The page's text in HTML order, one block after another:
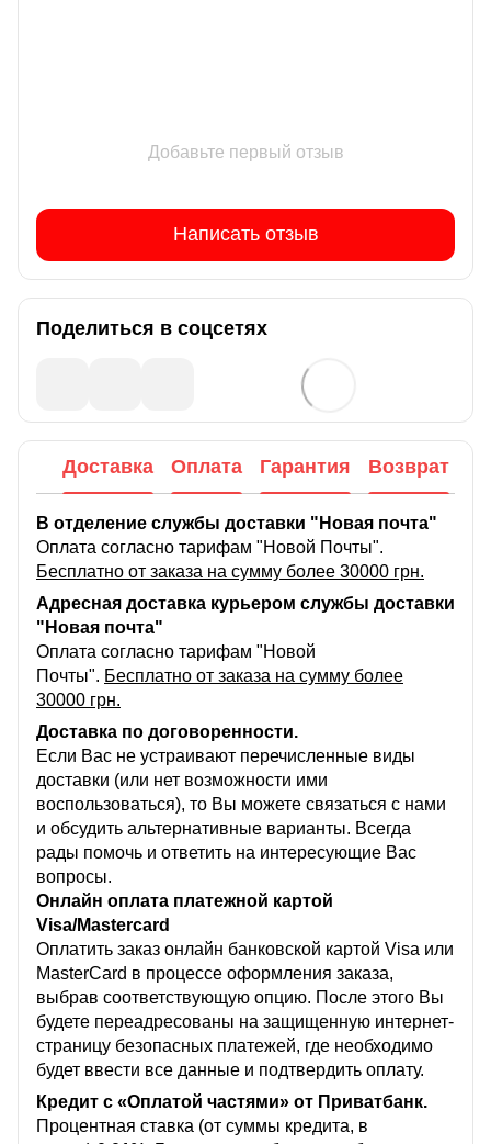
Добавьте первый отзыв
Написать отзыв
Поделиться в соцсетях
Доставка Оплата Гарантия Возврат
В отделение службы доставки "Новая почта"
Оплата согласно тарифам "Новой Почты".
Бесплатно от заказа на сумму более 30000 грн.
Адресная доставка курьером службы доставки
"Новая почта"
Оплата согласно тарифам "Новой
Почты". Бесплатно от заказа на сумму более
30000 грн.
Доставка по договоренности.
Если Вас не устраивают перечисленные виды
доставки (или нет возможности ими
воспользоваться), то Вы можете связаться с нами
и обсудить альтернативные варианты. Всегда
рады помочь и ответить на интересующие Вас
вопросы.
Онлайн оплата платежной картой
Visa/Mastercard
Оплатить заказ онлайн банковской картой Visa или
MasterCard в процессе оформления заказа,
выбрав соответствующую опцию. После этого Вы
будете переадресованы на защищенную интернет-
страницу безопасных платежей, где необходимо
будет ввести все данные и подтвердить оплату.
Кредит с «Оплатой частями» от Приватбанк.
Процентная ставка (от суммы кредита, в